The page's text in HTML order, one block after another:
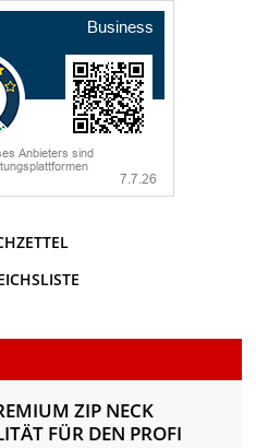
ZIP NECK
FÜR DEN PROFI